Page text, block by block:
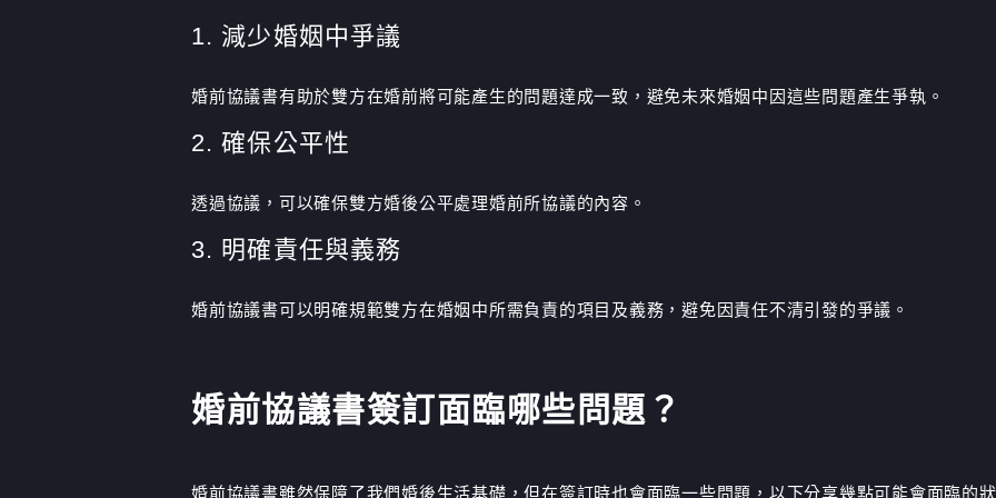
1. 減少婚姻中爭議
婚前協議書有助於雙方在婚前將可能產生的問題達成一致，避免未來婚姻中因這些問題產生爭執。
2. 確保公平性
透過協議，可以確保雙方婚後公平處理婚前所協議的內容。
3. 明確責任與義務
婚前協議書可以明確規範雙方在婚姻中所需負責的項目及義務，避免因責任不清引發的爭議。
婚前協議書簽訂面臨哪些問題？
婚前協議書雖然保障了我們婚後生活基礎，但在簽訂時也會面臨一些問題，以下分享幾點可能會面臨的